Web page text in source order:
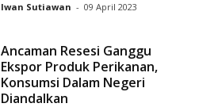
Iwan Sutiawan - 09 April 2023
Ancaman Resesi Ganggu
Ekspor Produk Perikanan,
Konsumsi Dalam Negeri
Diandalkan